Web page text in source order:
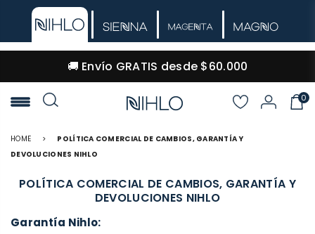
🚚 Envío GRATIS desde $60.000
NIHLO
0
HOME >
POLÍTICA COMERCIAL DE CAMBIOS, GARANTÍA Y
DEVOLUCIONES NIHLO
POLÍTICA COMERCIAL DE CAMBIOS, GARANTÍA Y
DEVOLUCIONES NIHLO
Garantía Nihlo: